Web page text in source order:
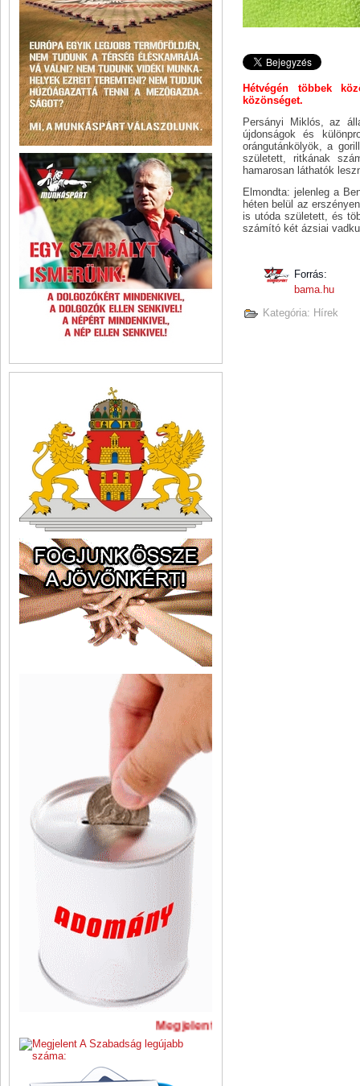
Megjelent A Szabadság legújabb
Hétvégén többek
közönséget.
Persányi Miklós, az
újdonságok és
orángutánkölyök, a
született, ritkának
hamarosan láthatók
Elmondta: jelenleg a
héten belül az
is utóda született, és
számító két ázsiai
Forrás:
bama.hu
Kategória: Hírek